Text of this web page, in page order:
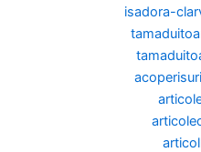
isadora-